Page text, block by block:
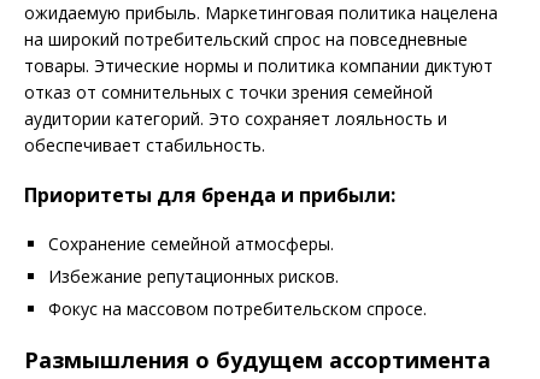
ожидаемую прибыль. Маркетинговая политика нацелена
на широкий потребительский спрос на повседневные
товары. Этические нормы и политика компании диктуют
отказ от сомнительных с точки зрения семейной
аудитории категорий. Это сохраняет лояльность и
обеспечивает стабильность.
Приоритеты для бренда и прибыли:
Сохранение семейной атмосферы.
Избежание репутационных рисков.
Фокус на массовом потребительском спросе.
Размышления о будущем ассортимента